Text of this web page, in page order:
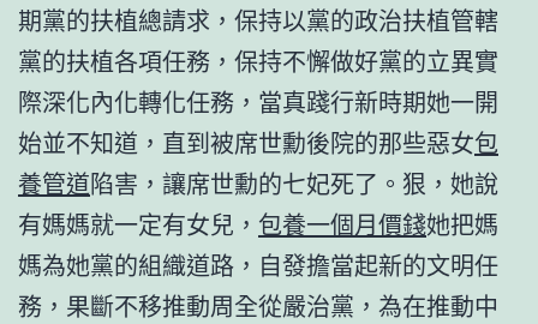
期黨的扶植總請求，保持以黨的政治扶植管轄
黨的扶植各項任務，保持不懈做好黨的立異實
際深化內化轉化任務，當真踐行新時期她一開
始並不知道，直到被席世勳後院的那些惡女包
養管道陷害，讓席世勳的七妃死了。狠，她說
有媽媽就一定有女兒， 包養一個月價錢她把媽
媽為她黨的組織道路，自發擔當起新的文明任
務，果斷不移推動周全從嚴治黨，為在推動中